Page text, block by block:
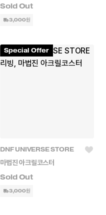
3,000원
Special Offer
DNF UNIVERSE STORE
마법진 아크릴코스터
3,000원